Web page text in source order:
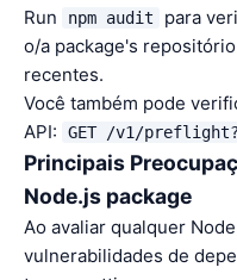
Run npm audit
para
o/a package's
recentes.
Você também pode
API:
GET /v1/
Principais
Node.js package
Ao avaliar qualquer
vulnerabilidades de